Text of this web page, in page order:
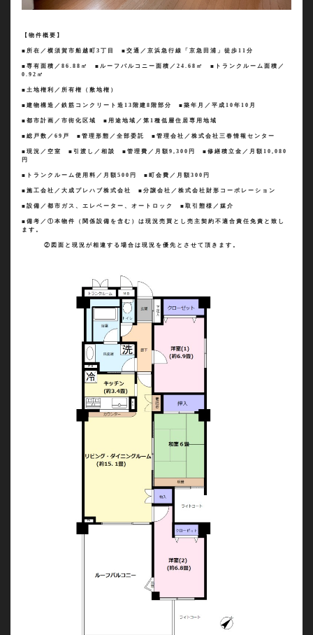
【物件概要】
■所在／横須賀市船越町 3 丁目 ■交通／京浜急行線「京急田浦」徒歩 11 分
■専有面積／ 86.88 ㎡ ■ルーフバルコニー面積／ 24.68 ㎡ ■トランクルーム面積／
0.92 ㎡
■土地権利／所有権（敷地権）
■建物構造／鉄筋コンクリート造 13 階建 8 階部分 ■築年月／平成 10 年 10 月
■都市計画／市街化区域 ■用途地域／第 1 種低層住居専用地域
■総戸数／ 69 戸 ■管理形態／全部委託 ■管理会社／株式会社三春情報センター
■現況／空室 ■引渡し／相談 ■管理費／月額 9,300 円 ■修繕積立金／月額 10,080
円
■トランクルーム使用料／月額 500 円 ■町会費／月額 300 円
■施工会社／大成プレハブ株式会社 ■分譲会社／株式会社財形コーポレーション
■設備／都市ガス、エレベーター、オートロック ■取引態様／媒介
■備考／①本物件（関係設備を含む）は現況売買とし売主契約不適合責任免責と致し
ます。
②図面と現況が相違する場合は現況を優先とさせて頂きます。